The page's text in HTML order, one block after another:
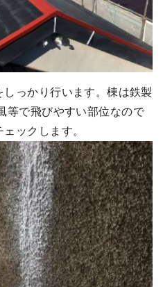
しっかり行います。棟は鉄製
等で飛びやすい部位なので
ックします。